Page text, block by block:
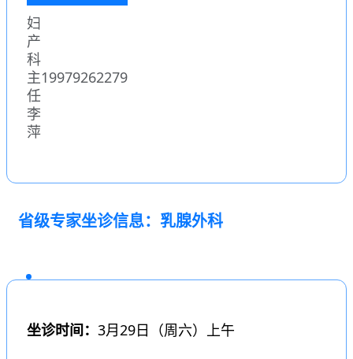
妇
产
科
主
任
李
萍
19979262279
省级专家坐诊信息： 乳腺外科
坐诊时间： 3月29日（周六）上午